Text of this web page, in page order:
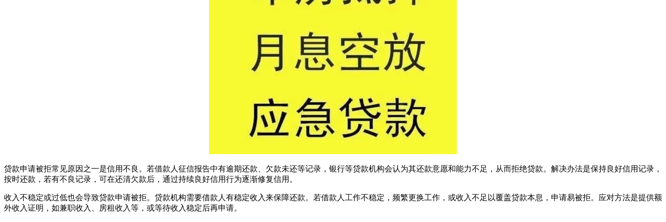
贷款申请被拒常见原因之一是信用不良。若借款人征信报告中有逾期还款、欠款未还等记录，银行等贷款机构会认为其还款意愿和能力不足，从而拒绝贷款。解决办法是保持良好信用记录，
按时还款，若有不良记录，可在还清欠款后，通过持续良好信用行为逐渐修复信用。
收入不稳定或过低也会导致贷款申请被拒。贷款机构需要借款人有稳定收入来保障还款。若借款人工作不稳定，频繁更换工作，或收入不足以覆盖贷款本息，申请易被拒。应对方法是提供额
外收入证明，如兼职收入、房租收入等，或等待收入稳定后再申请。